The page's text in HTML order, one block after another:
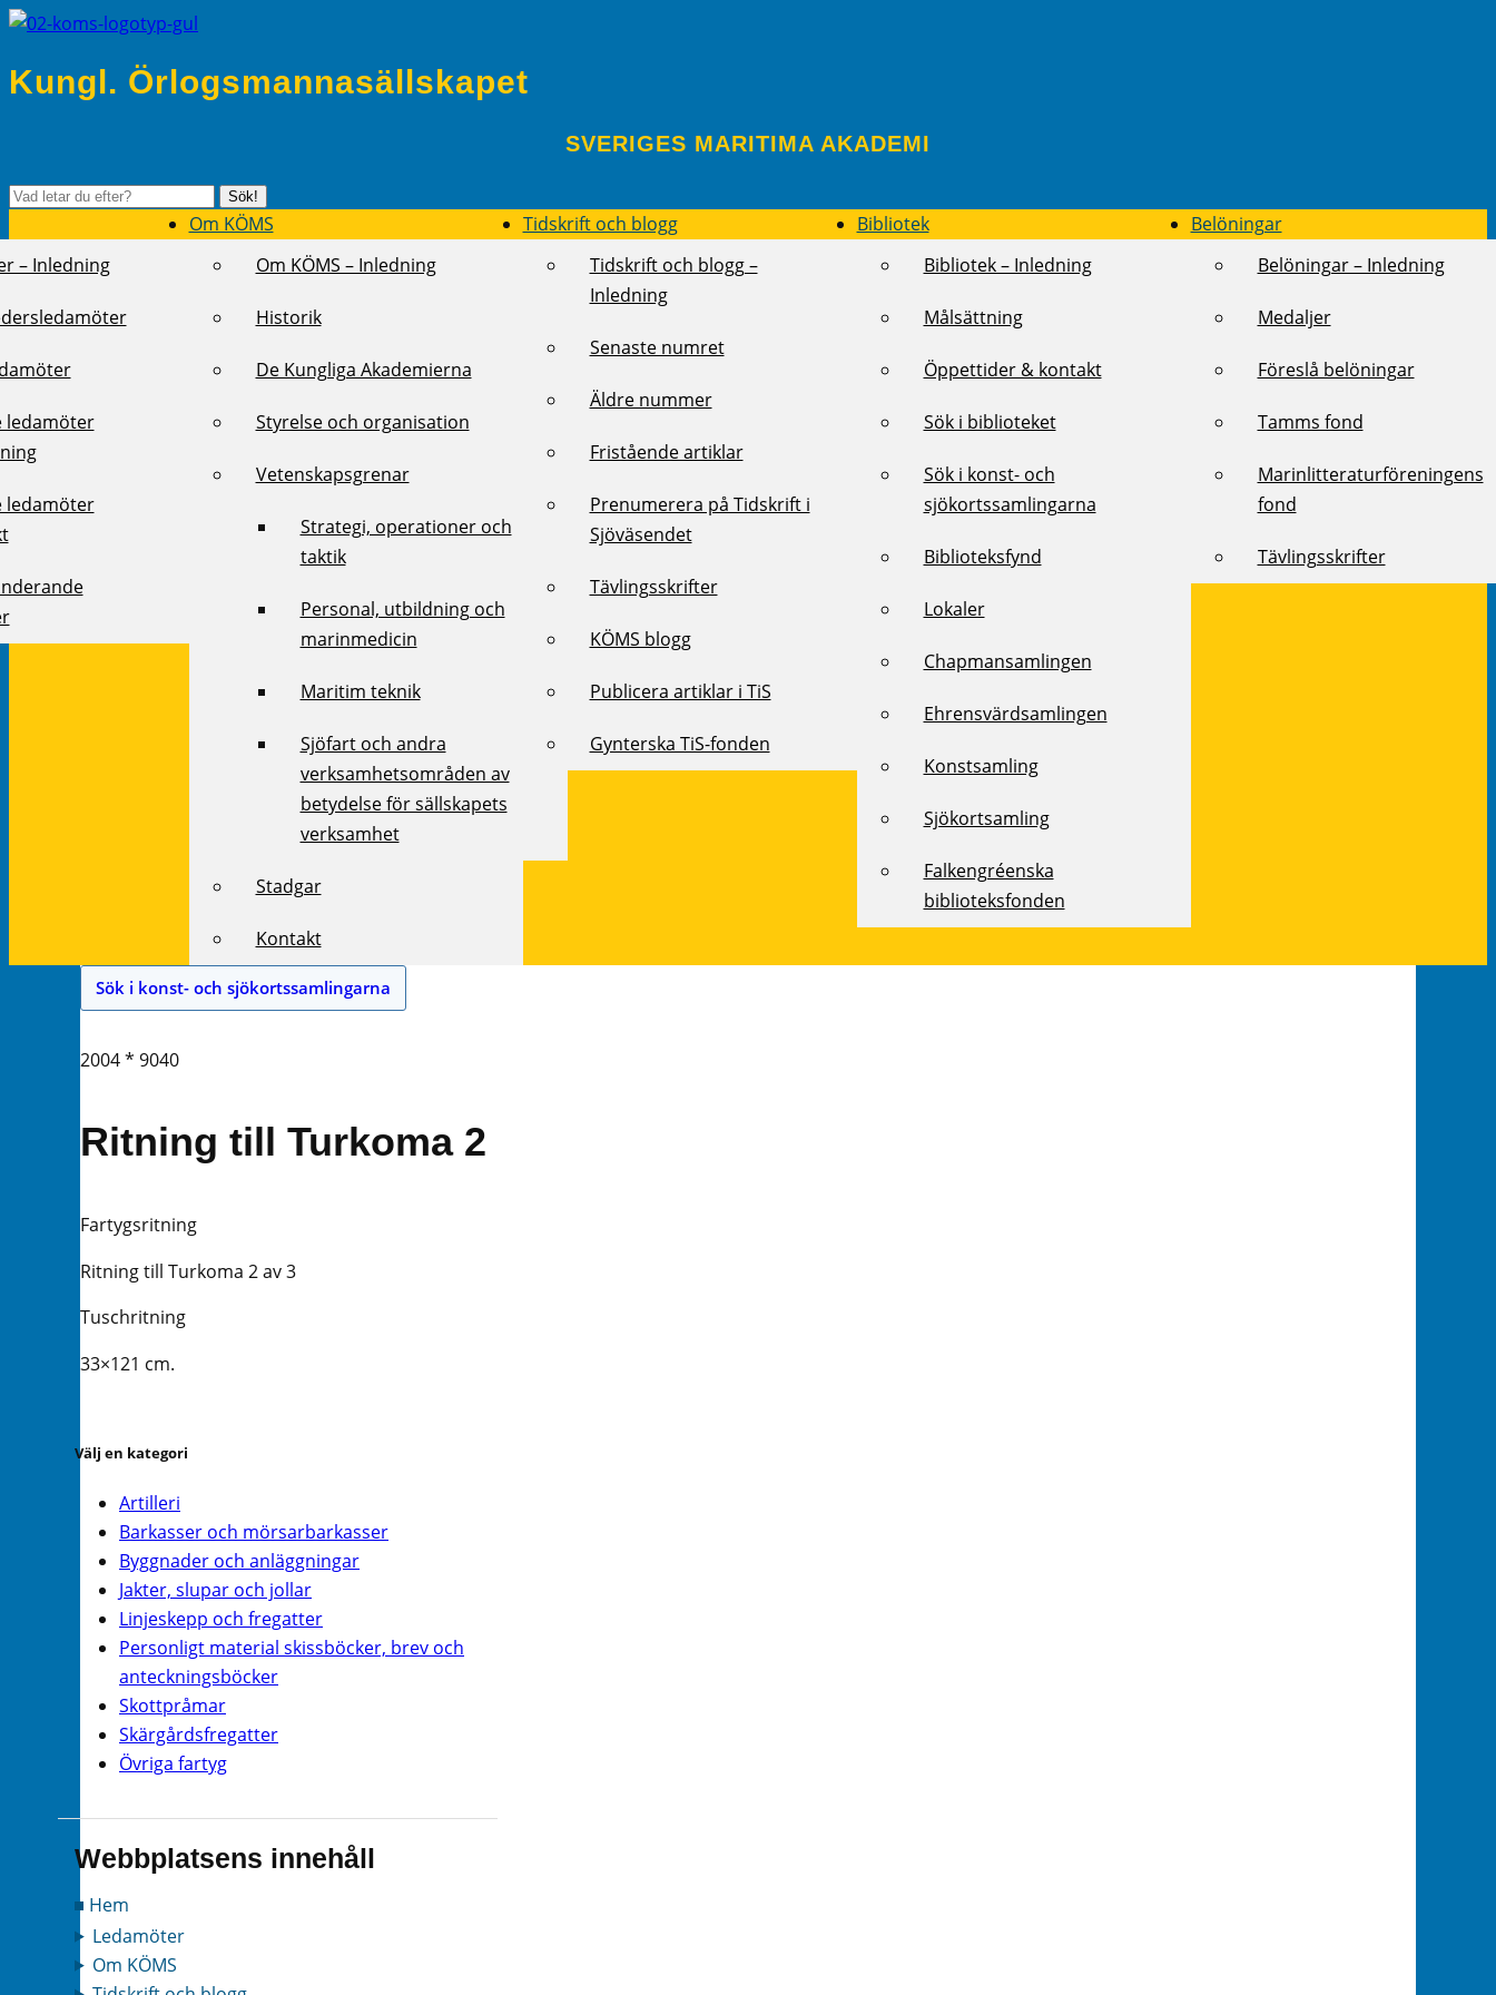
Kungl. Örlogsmannasällskapet
SVERIGES MARITIMA AKADEMI
Sök
Sök!
– Inledning
ledamöter
ledamöter
Om KÖMS
Om KÖMS – Inledning
Historik
De Kungliga Akademierna
Styrelse och organisation
Vetenskapsgrenar
Strategi, operationer och
taktik
Personal, utbildning och
marinmedicin
Maritim teknik
Sjöfart och andra
verksamhetsområden av
betydelse för sällskapets
verksamhet
Stadgar
Kontakt
Tidskrift och blogg
Tidskrift och blogg –
Inledning
Senaste numret
Äldre nummer
Fristående artiklar
Prenumerera på Tidskrift i
Sjöväsendet
Tävlingsskrifter
KÖMS blogg
Publicera artiklar i TiS
Gynterska TiS-fonden
Bibliotek
Bibliotek – Inledning
Målsättning
Öppettider & kontakt
Sök i biblioteket
Sök i konst- och
sjökortssamlingarna
Biblioteksfynd
Lokaler
Chapmansamlingen
Ehrensvärdsamlingen
Konstsamling
Sjökortsamling
Falkengréenska
biblioteksfonden
Belöningar
Belöningar – Inledning
Medaljer
Föreslå belöningar
Tamms fond
Marinlitteraturföreningens
fond
Tävlingsskrifter
Sök i konst- och sjökortssamlingarna
2004 * 9040
Ritning till Turkoma 2
Fartygsritning
Ritning till Turkoma 2 av 3
Tuschritning
33×121 cm.
Välj en kategori
Artilleri
Barkasser och mörsarbarkasser
Byggnader och anläggningar
Jakter, slupar och jollar
Linjeskepp och fregatter
Personligt material skissböcker, brev och
anteckningsböcker
Skottpråmar
Skärgårdsfregatter
Övriga fartyg
Webbplatsens innehåll
Hem
Ledamöter
Om KÖMS